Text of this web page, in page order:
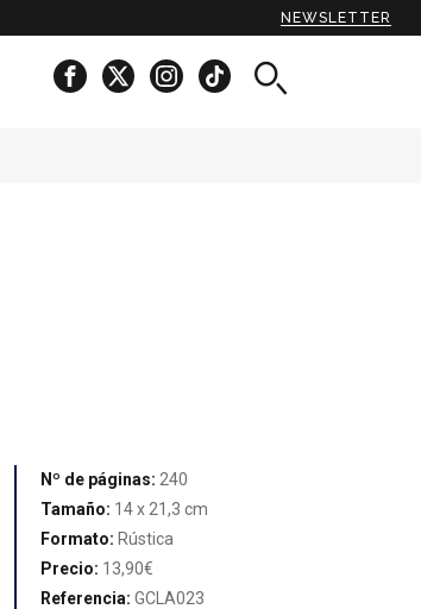
NEWSLETTER
Nº de páginas: 240
Tamaño: 14 x 21,3 cm
Formato: Rústica
Precio: 13,90€
Referencia:GCLA023